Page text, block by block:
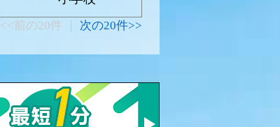
<<前の20件 ｜ 次の20件>>